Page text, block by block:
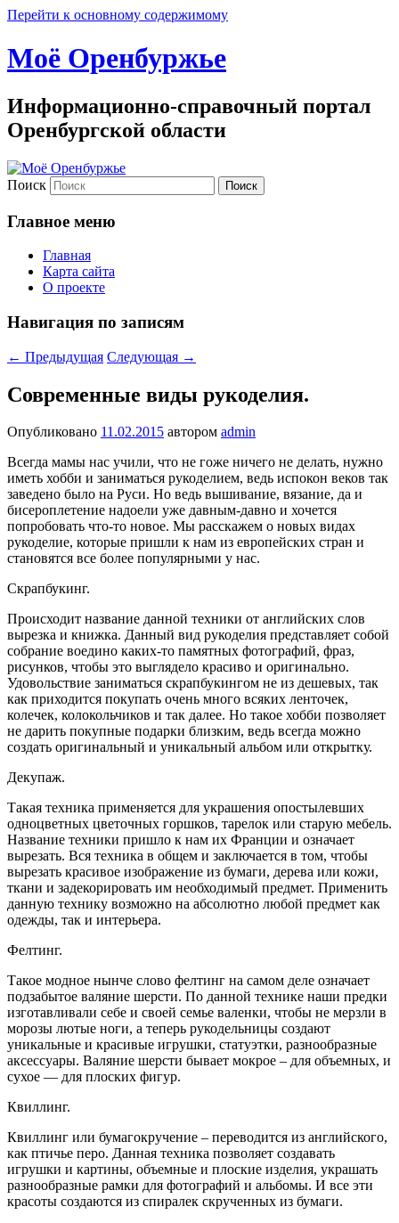
Перейти к основному содержимому
Моё Оренбуржье
Информационно-справочный портал
Оренбургской области
Поиск
Главное меню
Главная
Карта сайта
О проекте
Навигация по записям
← Предыдущая Следующая →
Современные виды рукоделия.
Опубликовано 11.02.2015 автором admin
Всегда мамы нас учили, что не гоже ничего не делать, нужно
иметь хобби и заниматься рукоделием, ведь испокон веков так
заведено было на Руси. Но ведь вышивание, вязание, да и
бисероплетение надоели уже давным-давно и хочется
попробовать что-то новое. Мы расскажем о новых видах
рукоделие, которые пришли к нам из европейских стран и
становятся все более популярными у нас.
Скрапбукинг.
Происходит название данной техники от английских слов
вырезка и книжка. Данный вид рукоделия представляет собой
собрание воедино каких-то памятных фотографий, фраз,
рисунков, чтобы это выглядело красиво и оригинально.
Удовольствие заниматься скрапбукингом не из дешевых, так
как приходится покупать очень много всяких ленточек,
колечек, колокольчиков и так далее. Но такое хобби позволяет
не дарить покупные подарки близким, ведь всегда можно
создать оригинальный и уникальный альбом или открытку.
Декупаж.
Такая техника применяется для украшения опостылевших
одноцветных цветочных горшков, тарелок или старую мебель.
Название техники пришло к нам их Франции и означает
вырезать. Вся техника в общем и заключается в том, чтобы
вырезать красивое изображение из бумаги, дерева или кожи,
ткани и задекорировать им необходимый предмет. Применить
данную технику возможно на абсолютно любой предмет как
одежды, так и интерьера.
Фелтинг.
Такое модное нынче слово фелтинг на самом деле означает
подзабытое валяние шерсти. По данной технике наши предки
изготавливали себе и своей семье валенки, чтобы не мерзли в
морозы лютые ноги, а теперь рукодельницы создают
уникальные и красивые игрушки, статуэтки, разнообразные
аксессуары. Валяние шерсти бывает мокрое – для объемных, и
сухое — для плоских фигур.
Квиллинг.
Квиллинг или бумагокручение – переводится из английского,
как птичье перо. Данная техника позволяет создавать
игрушки и картины, объемные и плоские изделия, украшать
разнообразные рамки для фотографий и альбомы. И все эти
красоты создаются из спиралек скрученных из бумаги.